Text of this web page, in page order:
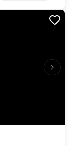
arriba,
Next